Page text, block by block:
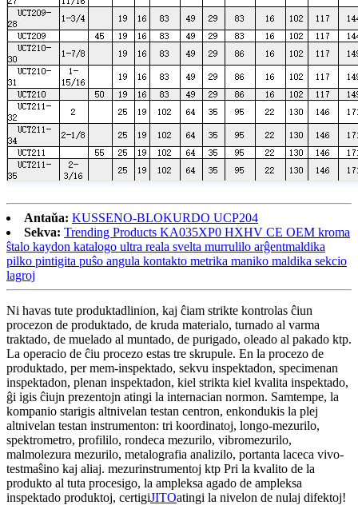
Antaŭa: KUSSENO-BLOKURDO UCP204
Sekva: Trending Products KA035XP0 HXHV CE OEM kroma
ŝtalo kaydon katalogo ultra reala svelta murrulilo arĝentmaldika
pilko pintigita puŝo angula kontakto metrika maniko maldika sekcio
lagroj
Ni havas tute produktadlinion, kaj ĉiam strikte kontrolas ĉiun
procezon de produktado, de kruda materialo, turnado al varma
traktado, de muelado al muntado, de purigado, oleado al pakado ktp.
La operacio de ĉiu procezo estas tre skrupule. En la procezo de
produktado, per mem-inspektado, sekvu inspektadon, specimenan
inspektadon, plenan inspektadon, kiel strikta kiel kvalita inspektado,
ĝi igis ĉiujn prezentojn atingi la internacian normon. Samtempe, la
kompanio starigis altnivelan testan centron, enkondukis la plej
altnivelan testan instrumenton: tri koordinatoj, longo-mezurilo,
spektrometro, profililo, rondeca mezurilo, vibromezurilo,
malmolezura mezurilo, metalografia analizilo, portanta laceca vivo-
testmaŝino kaj aliaj. mezurinstrumentoj ktp Pri la kvalito de la
produkto al tuta procesigo, la ampleksa agado de ampleksa
inspektado produktoj, certigiJITOatingi la nivelon de nulaj difektoj!